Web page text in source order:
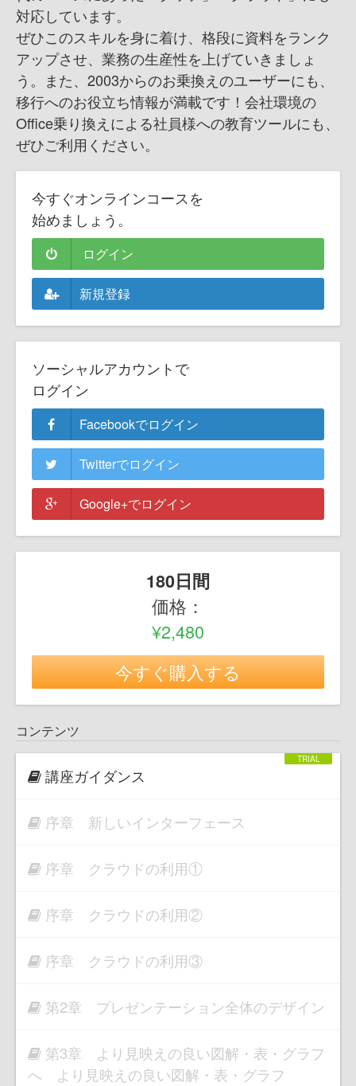
対応しています。
ぜひこのスキルを身に着け、格段に資料をランク
アップさせ、業務の生産性を上げていきましょ
う。 また、2003からのお乗換えのユーザーにも、
移行へのお役立ち情報が満載です！ 会社環境の
Office乗り換えによる社員様への教育ツールにも、
ぜひご利用ください。
今すぐオンラインコースを
始めましょう。
ログイン
新規登録
ソーシャルアカウントで
ログイン
Facebookでログイン
Twitterでログイン
Google+でログイン
180日間
価格：
¥2,480
今すぐ購入する
コンテンツ
講座ガイダンス
序章 新しいインターフェース
序章 クラウドの利用①
序章 クラウドの利用②
序章 クラウドの利用③
第2章 プレゼンテーション全体のデザイン
第3章 より見映えの良い図解・表・グラフ
へ より見映えの良い図解・表・グラフ